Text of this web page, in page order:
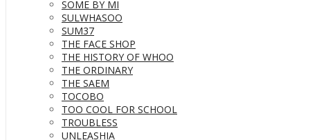
SOME BY MI
SULWHASOO
SUM37
THE FACE SHOP
THE HISTORY OF WHOO
THE ORDINARY
THE SAEM
TOCOBO
TOO COOL FOR SCHOOL
TROUBLESS
UNLEASHIA